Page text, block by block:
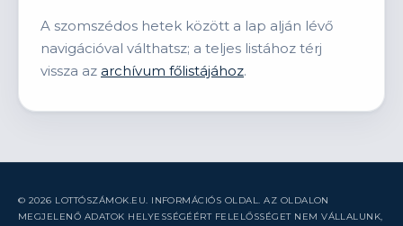
A szomszédos hetek között a lap alján lévő
navigációval válthatsz; a teljes listához térj
vissza az archívum főlistájához.
© 2026 LOTTÓSZÁMOK.EU. INFORMÁCIÓS OLDAL. AZ OLDALON
MEGJELENŐ ADATOK HELYESSÉGÉÉRT FELELŐSSÉGET NEM VÁLLALUNK,